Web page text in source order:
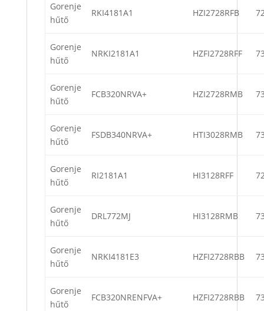
Gorenje
hűtő
RKI4181A1 HZI2728RFB
Gorenje
hűtő
NRKI2181A1 HZFI2728RFF
Gorenje
hűtő
FCB320NRVA+ HZI2728RMB
Gorenje
hűtő
FSDB340NRVA+ HTI3028RMB
Gorenje
hűtő
RI2181A1 HI3128RFF
Gorenje
hűtő
DRL772MJ HI3128RMB
Gorenje
hűtő
NRKI4181E3 HZFI2728RBB
Gorenje
hűtő
FCB320NRENFVA+ HZFI2728RBB